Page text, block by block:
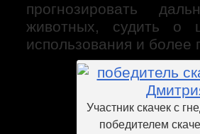
прогнозировать
животных, судить о
использования и более
Участник скачек с
победителем